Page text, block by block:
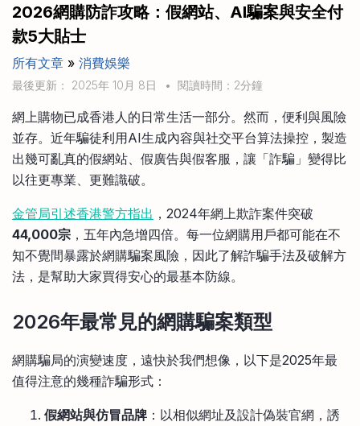
比較最抵港股投資戶口
投資加密貨幣
比較最抵Crypto交易所
月供股票計劃
比較最抵月供計劃戶口
比較定存利率
信用卡
比較各種最優惠信用卡
Marketplace
其他網站
手機App與理財資訊
商業解決方案
企業服務
2026網購防詐攻略：假網站、AI騙案與安全付
款5大貼士
所有文章 » 消費娛樂
最後更新： 2025年 10月 8日 • 閱讀時間：2分鐘
網上購物已成香港人的日常生活一部分。然而，便利與風險
並存。近年騙徒利用AI生成內容與社交平台算法操控，製造
出幾可亂真的假網站、假廣告與假客服，讓「詐騙」變得比
以往更專業、更難識破。
金管局引述香港警方指出 ，2024年網上欺詐案件突破
44,000宗 ，五年內急增四倍。每一位網購用戶都可能在不
知不覺間暴露於網購騙案風險，因此了解詐騙手法及破解方
法，是幫助大家買得安心的最基本防線。
2026年最常見的網購騙案類型
網購騙局的演變速度，遠快於我們想像，以下是2025年最
值得注意的幾種詐騙形式：
假網站與仿冒品牌 ：以相似網址及設計偽裝官網，誘